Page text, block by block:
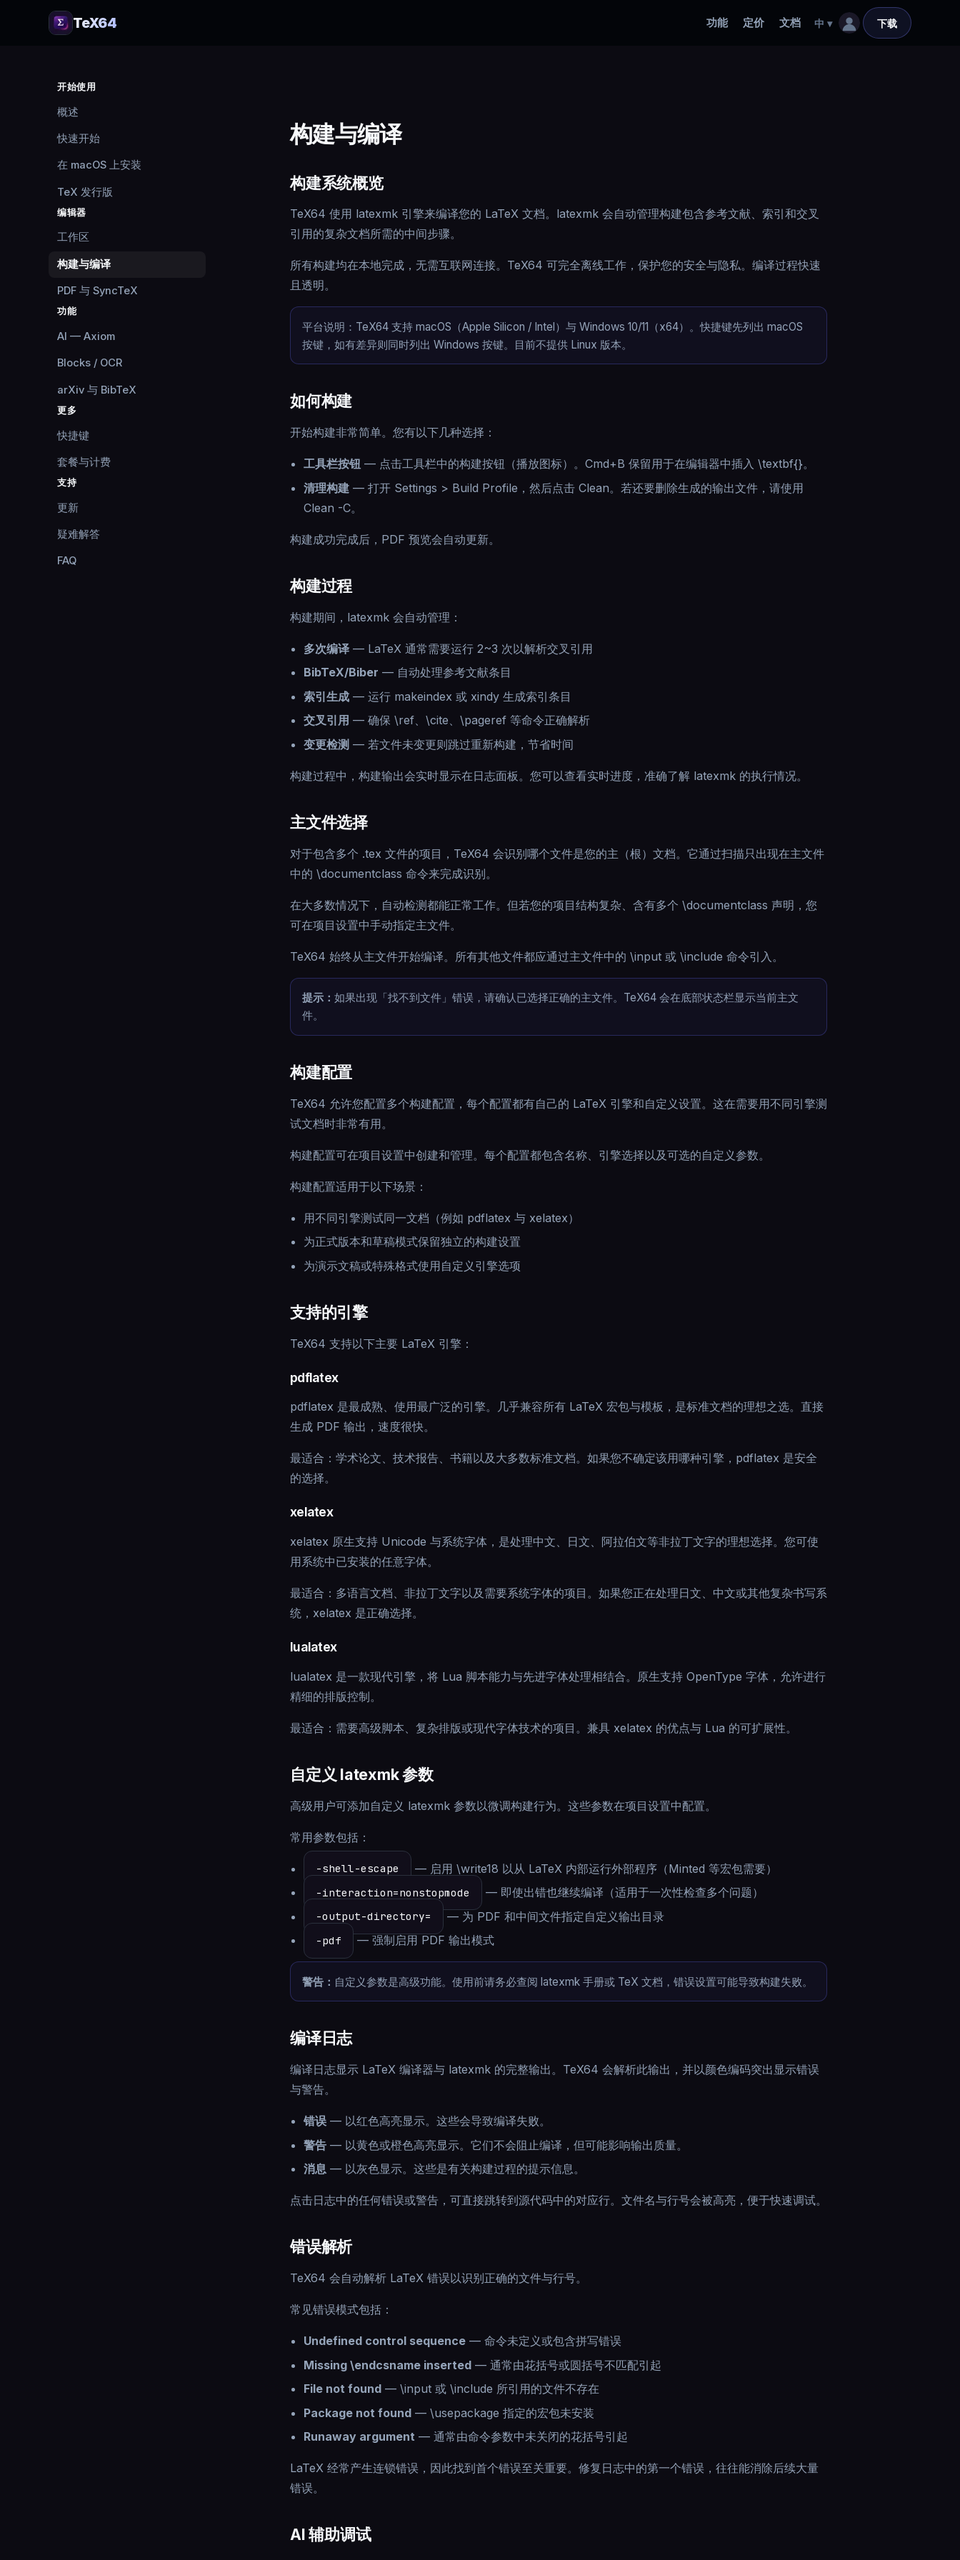
TeX64 功能 定价 文档 中 ▾ 下载
开始使用
概述
快速开始
在 macOS 上安装
TeX 发行版
编辑器
工作区
构建与编译
PDF 与 SyncTeX
功能
AI — Axiom
Blocks / OCR
arXiv 与 BibTeX
更多
快捷键
套餐与计费
支持
更新
疑难解答
FAQ
构建与编译
构建系统概览
TeX64 使用 latexmk 引擎来编译您的 LaTeX 文档。latexmk 会自动管理构建包含参考文献、索引和交叉
引用的复杂文档所需的中间步骤。
所有构建均在本地完成，无需互联网连接。TeX64 可完全离线工作，保护您的安全与隐私。编译过程快速
且透明。
平台说明：TeX64 支持 macOS（Apple Silicon / Intel）与 Windows 10/11（x64）。快捷键先列出 macOS
按键，如有差异则同时列出 Windows 按键。目前不提供 Linux 版本。
如何构建
开始构建非常简单。您有以下几种选择：
工具栏按钮 — 点击工具栏中的构建按钮（播放图标）。Cmd+B 保留用于在编辑器中插入 \textbf{}。
清理构建 —打开 Settings > Build Profile，然后点击 Clean。若还要删除生成的输出文件，请使用
Clean -C。
构建成功完成后，PDF 预览会自动更新。
构建过程
构建期间，latexmk 会自动管理：
多次编译 — LaTeX 通常需要运行 2~3 次以解析交叉引用
BibTeX/Biber — 自动处理参考文献条目
索引生成 —运行 makeindex 或 xindy 生成索引条目
交叉引用 —确保 \ref、\cite、\pageref 等命令正确解析
变更检测 —若文件未变更则跳过重新构建，节省时间
构建过程中，构建输出会实时显示在日志面板。您可以查看实时进度，准确了解 latexmk 的执行情况。
主文件选择
对于包含多个 .tex 文件的项目，TeX64 会识别哪个文件是您的主（根）文档。它通过扫描只出现在主文件
中的 \documentclass 命令来完成识别。
在大多数情况下，自动检测都能正常工作。但若您的项目结构复杂、含有多个 \documentclass 声明，您
可在项目设置中手动指定主文件。
TeX64 始终从主文件开始编译。所有其他文件都应通过主文件中的 \input 或 \include 命令引入。
提示： 如果出现「找不到文件」错误，请确认已选择正确的主文件。TeX64 会在底部状态栏显示当前主文
件。
构建配置
TeX64 允许您配置多个构建配置，每个配置都有自己的 LaTeX 引擎和自定义设置。这在需要用不同引擎测
试文档时非常有用。
构建配置可在项目设置中创建和管理。每个配置都包含名称、引擎选择以及可选的自定义参数。
构建配置适用于以下场景：
用不同引擎测试同一文档（例如 pdflatex 与 xelatex）
为正式版本和草稿模式保留独立的构建设置
为演示文稿或特殊格式使用自定义引擎选项
支持的引擎
TeX64 支持以下主要 LaTeX 引擎：
pdflatex
pdflatex 是最成熟、使用最广泛的引擎。几乎兼容所有 LaTeX 宏包与模板，是标准文档的理想之选。直接
生成 PDF 输出，速度很快。
最适合：学术论文、技术报告、书籍以及大多数标准文档。如果您不确定该用哪种引擎，pdflatex 是安全
的选择。
xelatex
xelatex 原生支持 Unicode 与系统字体，是处理中文、日文、阿拉伯文等非拉丁文字的理想选择。您可使
用系统中已安装的任意字体。
最适合：多语言文档、非拉丁文字以及需要系统字体的项目。如果您正在处理日文、中文或其他复杂书写系
统，xelatex 是正确选择。
lualatex
lualatex 是一款现代引擎，将 Lua 脚本能力与先进字体处理相结合。原生支持 OpenType 字体，允许进行
精细的排版控制。
最适合：需要高级脚本、复杂排版或现代字体技术的项目。兼具 xelatex 的优点与 Lua 的可扩展性。
自定义 latexmk 参数
高级用户可添加自定义 latexmk 参数以微调构建行为。这些参数在项目设置中配置。
常用参数包括：
-shell-escape — 启用 \write18 以从 LaTeX 内部运行外部程序（Minted 等宏包需要）
-interaction=nonstopmode — 即使出错也继续编译（适用于一次性检查多个问题）
-output-directory= — 为 PDF 和中间文件指定自定义输出目录
-pdf —强制启用 PDF 输出模式
警告： 自定义参数是高级功能。使用前请务必查阅 latexmk 手册或 TeX 文档，错误设置可能导致构建失败。
编译日志
编译日志显示 LaTeX 编译器与 latexmk 的完整输出。TeX64 会解析此输出，并以颜色编码突出显示错误
与警告。
错误 — 以红色高亮显示。这些会导致编译失败。
警告 — 以黄色或橙色高亮显示。它们不会阻止编译，但可能影响输出质量。
消息 — 以灰色显示。这些是有关构建过程的提示信息。
点击日志中的任何错误或警告，可直接跳转到源代码中的对应行。文件名与行号会被高亮，便于快速调试。
错误解析
TeX64 会自动解析 LaTeX 错误以识别正确的文件与行号。
常见错误模式包括：
Undefined control sequence —命令未定义或包含拼写错误
Missing \endcsname inserted —通常由花括号或圆括号不匹配引起
File not found —\input 或 \include 所引用的文件不存在
Package not found —\usepackage 指定的宏包未安装
Runaway argument —通常由命令参数中未关闭的花括号引起
LaTeX 经常产生连锁错误，因此找到首个错误至关重要。修复日志中的第一个错误，往往能消除后续大量
错误。
AI 辅助调试